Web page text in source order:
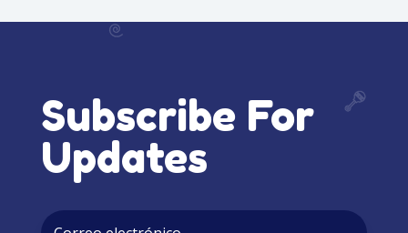
Subscribe For
Updates